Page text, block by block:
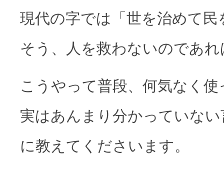
現代の字では「世を治めて民
そう、人を救わないのであ
こうやって普段、何気なく
実はあんまり分かっていな
に教えてくださいます。